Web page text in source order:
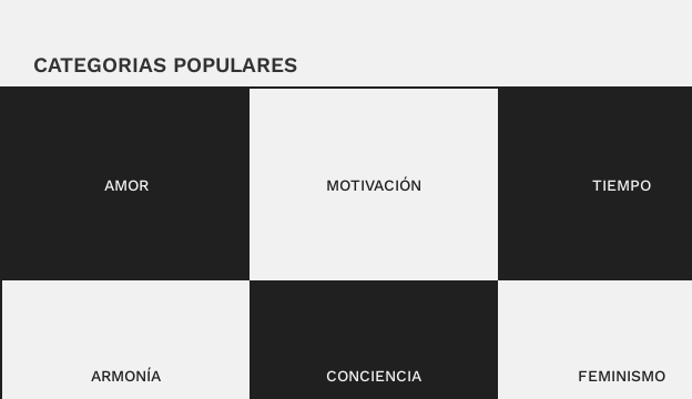
CATEGORIAS POPULARES
AMOR MOTIVACIÓN TIEMPO
ARMONÍA CONCIENCIA FEMINISMO